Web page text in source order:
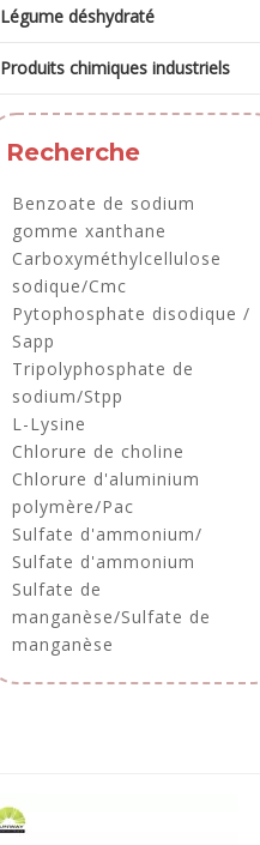
Légume déshydraté
Produits chimiques industriels
Recherche
Benzoate de sodium
gomme xanthane
Carboxyméthylcellulose
sodique/Cmc
Pytophosphate disodique /
Sapp
Tripolyphosphate de
sodium/Stpp
L-Lysine
Chlorure de choline
Chlorure d'aluminium
polymère/Pac
Sulfate d'ammonium/
Sulfate d'ammonium
Sulfate de
manganèse/Sulfate de
manganèse